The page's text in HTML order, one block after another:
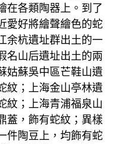
在各類陶器上。到了
愛好將繪聲繪色的蛇
余杭遺址群出土的一
名山后遺址出土的兩
姑蘇吳中區芒鞋山遺
紋；上海金山亭林遺
紋；上海青浦福泉山
蓋，飾有蛇紋；異樣
件陶豆上，均飾有蛇